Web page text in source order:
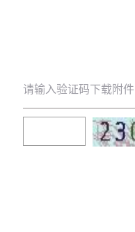
请输入验证码下载附件